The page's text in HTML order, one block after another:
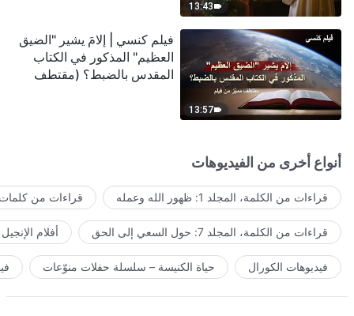
13:43
13:57
فيلم كنسي | إلامَ يشير "الضيق
العظيم" المذكور في الكتاب
المقدس بالضبط؟ (مقتطف
أنواع أخرى من الفيديوهات
قراءات من الكلمة، المجلد 1: ظهور الله وعمله قراءات من كلمات
قراءات من الكلمة، المجلد 7: حول السعي إلى الحق أفلام الإنجيل
فيديوهات الكورال حياة الكنيسة – سلسلة حفلات منوّعات